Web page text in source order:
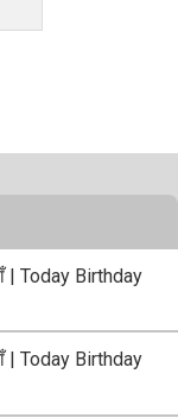
| Today Birthday
| Today Birthday